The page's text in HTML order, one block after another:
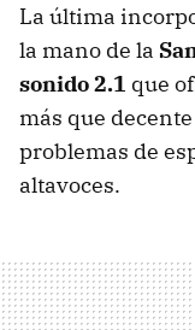
La última
la mano de la
sonido 2.1 que
más que
problemas de
altavoces.